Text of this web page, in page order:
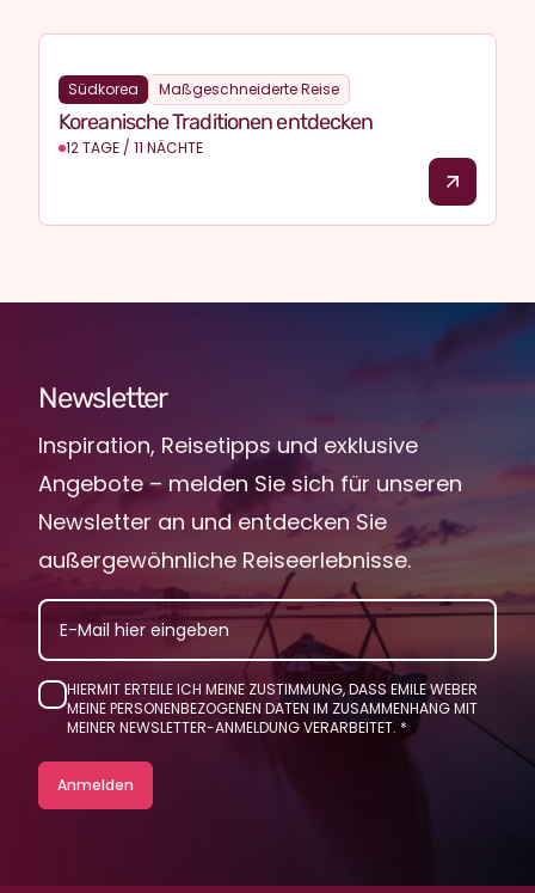
Südkorea Maßgeschneiderte Reise
Koreanische Traditionen entdecken
12 TAGE / 11 NÄCHTE
Newsletter
Inspiration, Reisetipps und exklusive
Angebote – melden Sie sich für unseren
Newsletter an und entdecken Sie
außergewöhnliche Reiseerlebnisse.
EMAIL
HIERMIT ERTEILE ICH MEINE ZUSTIMMUNG, DASS EMILE WEBER
MEINE PERSONENBEZOGENEN DATEN IM ZUSAMMENHANG MIT
MEINER NEWSLETTER-ANMELDUNG VERARBEITET.